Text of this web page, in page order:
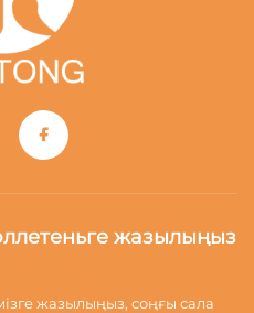
жазылыңыз
жазылыңыз, соңғы сала